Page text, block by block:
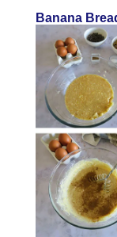
Banana